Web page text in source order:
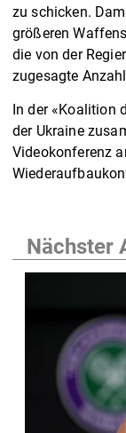
zu schicken.
größeren
die von der
zugesagte
In der «Koalition
der Ukraine
Videokonferenz
Nächster